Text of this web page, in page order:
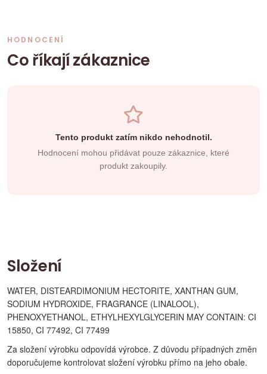
HODNOCENÍ
Co říkají zákaznice
Tento produkt zatím nikdo nehodnotil.
Hodnocení mohou přidávat pouze zákaznice, které
produkt zakoupily.
Složení
WATER, DISTEARDIMONIUM HECTORITE, XANTHAN GUM,
SODIUM HYDROXIDE, FRAGRANCE (LINALOOL),
PHENOXYETHANOL, ETHYLHEXYLGLYCERIN MAY CONTAIN: CI
15850, CI 77492, CI 77499
Za složení výrobku odpovídá výrobce. Z důvodu případných změn
doporučujeme kontrolovat složení výrobku přímo na jeho obale.